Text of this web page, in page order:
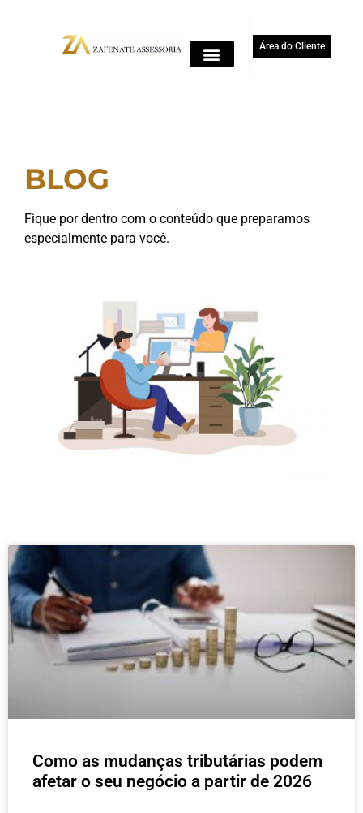
Área do Cliente
BLOG
Fique por dentro com o conteúdo que preparamos
especialmente para você.
Como as mudanças tributárias podem
afetar o seu negócio a partir de 2026